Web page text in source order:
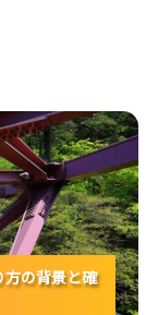
まり方の背景
方の背景と確
方の背景と確
方の背景と確